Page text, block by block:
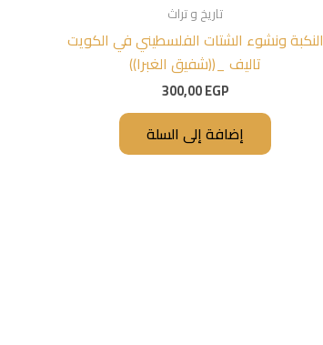
تاريخ و تراث
النكبة ونشوء الشتات الفلسطيني في الكويت
تاليف _((شفيق الغبرا))
300,00EGP
إضافة إلى السلة